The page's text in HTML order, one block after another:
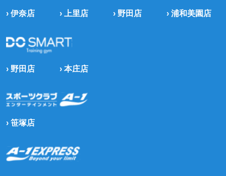
› 伊奈店 › 上里店 › 野田店 › 浦和美園店
› 野田店 › 本庄店
› 笹塚店